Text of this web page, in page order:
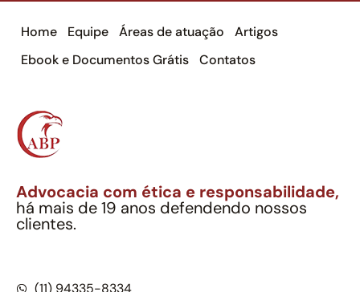
Home Equipe Áreas de atuação
Artigos
Ebook e Documentos Grátis
Contatos
Advocacia com ética e responsabilidade,
há mais de 19 anos defendendo nossos
clientes.
(11) 94335-8334